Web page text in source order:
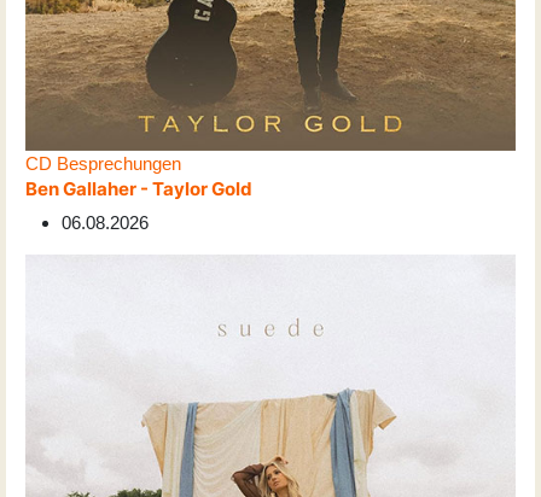
CD Besprechungen
Ben Gallaher - Taylor Gold
06.08.2026